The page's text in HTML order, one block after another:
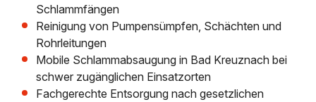
Schlammfängen
Reinigung von Pumpensümpfen, Schächten und
Rohrleitungen
Mobile Schlammabsaugung in Bad Kreuznach bei
schwer zugänglichen Einsatzorten
Fachgerechte Entsorgung nach gesetzlichen